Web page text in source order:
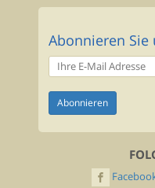
Abonnieren